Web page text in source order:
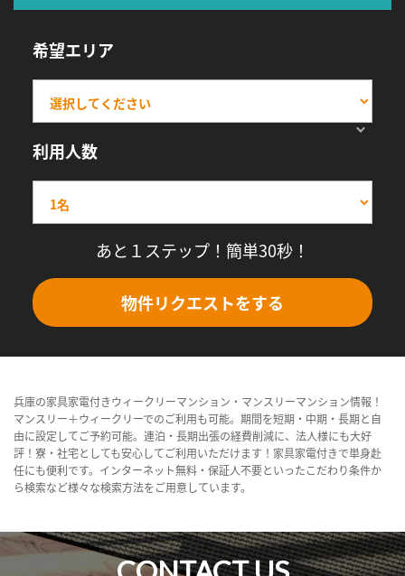
希望エリア
利用人数
あと１ステップ！簡単30秒！
物件リクエストをする
兵庫の家具家電付きウィークリーマンション・マンスリーマンション情報！
マンスリー＋ウィークリーでのご利用も可能。期間を短期・中期・長期と自
由に設定してご予約可能。連泊・長期出張の経費削減に、法人様にも大好
評！寮・社宅としても安心してご利用いただけます！家具家電付きで単身赴
任にも便利です。インターネット無料・保証人不要といったこだわり条件か
ら検索など様々な検索方法をご用意しています。